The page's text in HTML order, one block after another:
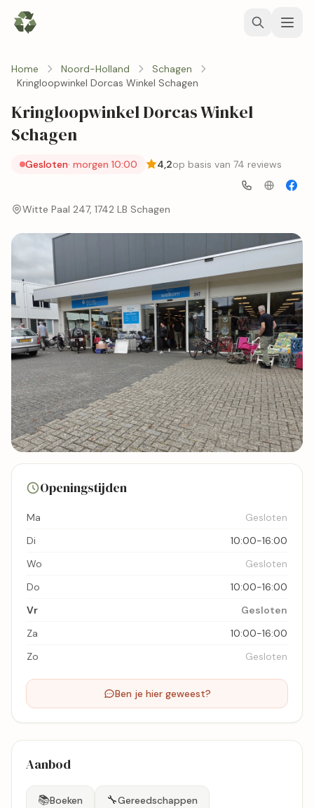
Home Noord-Holland
Schagen
Kringloopwinkel Dorcas Winkel Schagen
Kringloopwinkel Dorcas Winkel
Schagen
Gesloten· morgen 10:00 4,2op basis van 74 reviews
Witte Paal 247, 1742 LB Schagen
Bekijk kaart
Openingstijden
Ma
Gesloten
Di
10:00-16:00
Wo
Gesloten
Do
10:00-16:00
Vr
Gesloten
Za
10:00-16:00
Zo
Gesloten
Ben je hier geweest?
Aanbod
📚Boeken 🔧Gereedschappen